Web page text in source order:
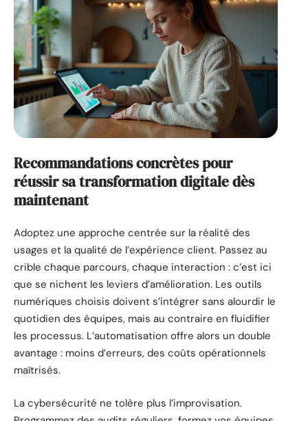
Recommandations concrètes pour
réussir sa transformation digitale dès
maintenant
Adoptez une approche centrée sur la réalité des
usages et la qualité de l’expérience client. Passez au
crible chaque parcours, chaque interaction : c’est ici
que se nichent les leviers d’amélioration. Les outils
numériques choisis doivent s’intégrer sans alourdir le
quotidien des équipes, mais au contraire en fluidifier
les processus. L’automatisation offre alors un double
avantage : moins d’erreurs, des coûts opérationnels
maîtrisés.
La cybersécurité ne tolère plus l’improvisation.